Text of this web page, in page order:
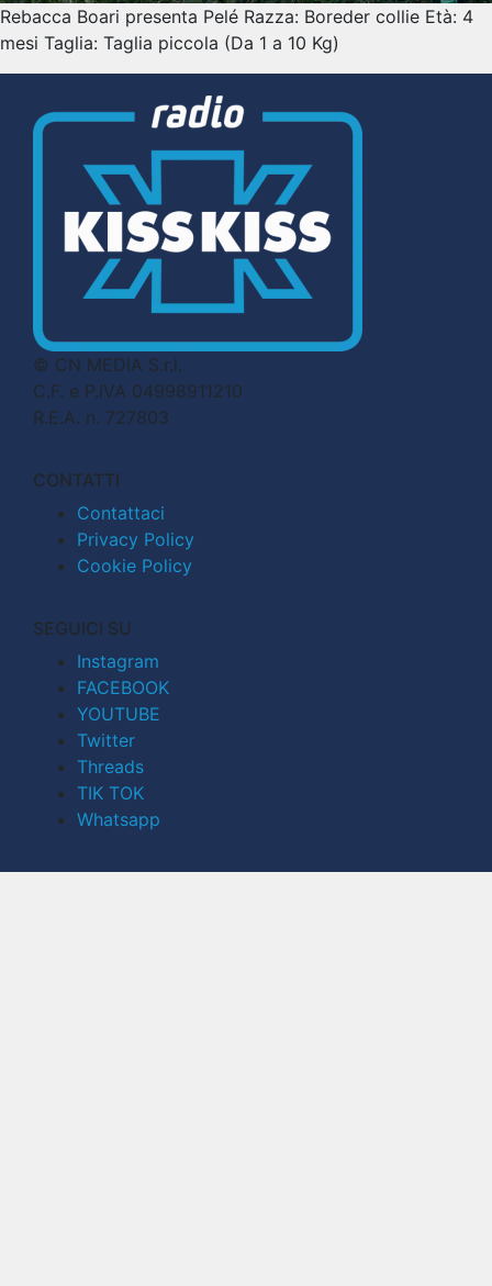
Rebacca Boari presenta Pelé Razza: Boreder collie Età: 4
mesi Taglia: Taglia piccola (Da 1 a 10 Kg)
© CN MEDIA S.r.l.
C.F. e P.IVA 04998911210
R.E.A. n. 727803
CONTATTI
Contattaci
Privacy Policy
Cookie Policy
SEGUICI SU
Instagram
FACEBOOK
YOUTUBE
Twitter
Threads
TIK TOK
Whatsapp